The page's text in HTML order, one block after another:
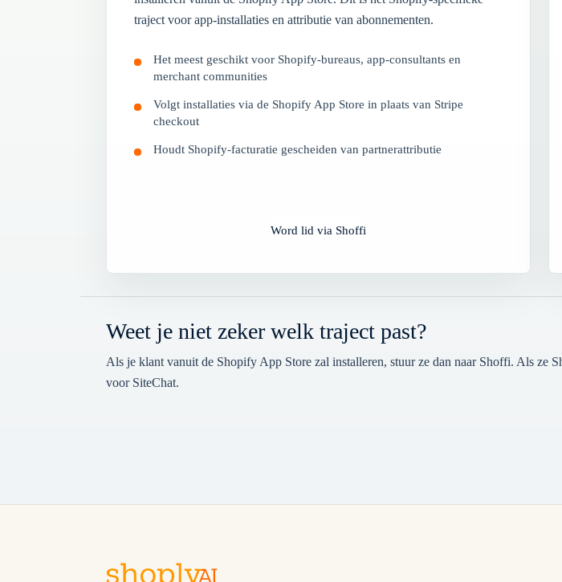
traject voor app-installaties en attributie van abonnementen.
Het meest geschikt voor Shopify-bureaus, app-consultants en
merchant communities
Volgt installaties via de Shopify App Store in plaats van Stripe
checkout
Houdt Shopify-facturatie gescheiden van partnerattributie
Word lid via Shoffi
Weet je niet zeker welk traject past?
Als je klant vanuit de Shopify App Store zal installeren, stuur ze dan naar Shoffi. Als ze
voor SiteChat.